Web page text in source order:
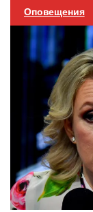
Оповещения